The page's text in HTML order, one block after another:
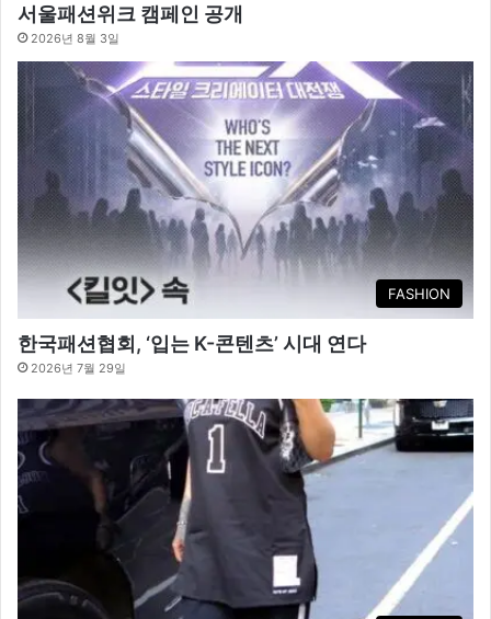
서울패션위크 캠페인 공개
2026년 8월 3일
FASHION
한국패션협회, ‘입는 K-콘텐츠’ 시대 연다
2026년 7월 29일